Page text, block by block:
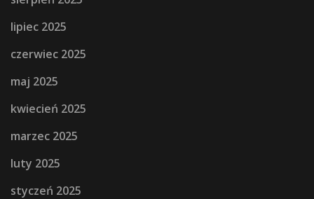
lipiec 2025
czerwiec 2025
maj 2025
kwiecień 2025
marzec 2025
luty 2025
styczeń 2025